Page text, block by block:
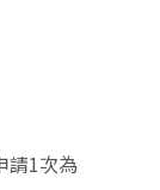
請1次為